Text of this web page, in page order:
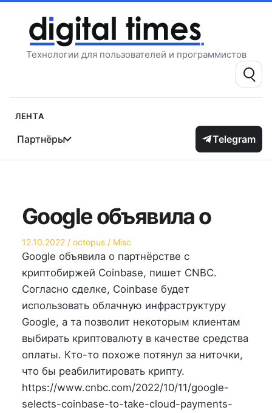
содержимому
Технологии для пользователей и программистов
Поиск:
Лента
Партнёры Telegram
Google объявила о
Опубликовано
на
12.10.2022 Автор
octopus
Опубликовано
в
Misc
Google объявила о партнёрстве с
криптобиржей Coinbase, пишет CNBC.
Согласно сделке, Coinbase будет
использовать облачную инфраструктуру
Google, а та позволит некоторым клиентам
выбирать криптовалюту в качестве средства
оплаты. Кто-то похоже потянул за ниточки,
что бы реабилитировать крипту.
https://www.cnbc.com/2022/10/11/google-
selects-coinbase-to-take-cloud-payments-